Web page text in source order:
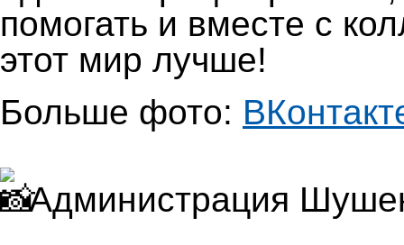
помогать и вместе с
этот мир лучше!
Больше фото:
Администрация